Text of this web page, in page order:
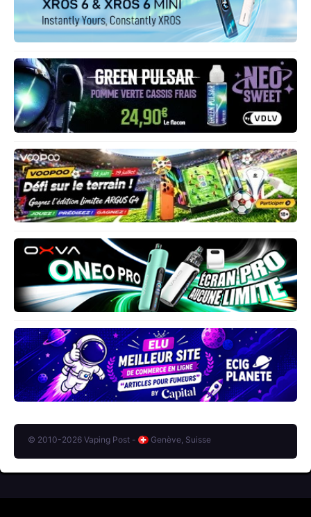
© 2010-2026 Vaping Post - Genève, Suisse